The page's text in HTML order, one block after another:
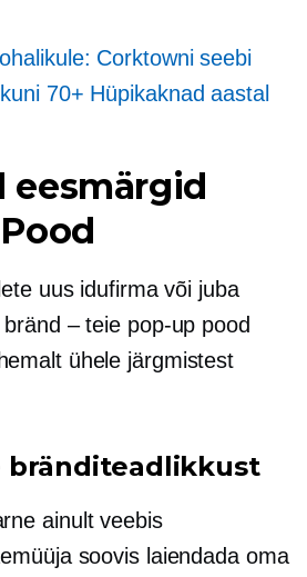
Corktowni seebi
70+ Hüpikaknad aastal
eesmärgid
Pood
uus idufirma või juba
bränd – teie pop-up pood
ühele järgmistest
bränditeadlikkust
ainult veebis
soovis laiendada oma